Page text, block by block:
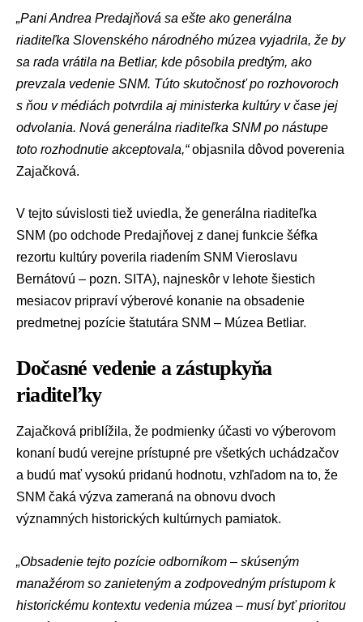
„Pani Andrea Predajňová sa ešte ako generálna
riaditeľka Slovenského národného múzea vyjadrila, že by
sa rada vrátila na Betliar, kde pôsobila predtým, ako
prevzala vedenie SNM. Túto skutočnosť po rozhovoroch
s ňou v médiách potvrdila aj ministerka kultúry v čase jej
odvolania. Nová generálna riaditeľka SNM po nástupe
toto rozhodnutie akceptovala,“objasnila dôvod poverenia
Zajačková.
V tejto súvislosti tiež uviedla, že generálna riaditeľka
SNM (po odchode Predajňovej z danej funkcie šéfka
rezortu kultúry poverila riadením SNM Vieroslavu
Bernátovú – pozn. SITA), najneskôr v lehote šiestich
mesiacov pripraví výberové konanie na obsadenie
predmetnej pozície štatutára SNM – Múzea Betliar.
Dočasné vedenie a zástupkyňa
riaditeľky
Zajačková priblížila, že podmienky účasti vo výberovom
konaní budú verejne prístupné pre všetkých uchádzačov
a budú mať vysokú pridanú hodnotu, vzhľadom na to, že
SNM čaká výzva zameraná na obnovu dvoch
významných historických kultúrnych pamiatok.
„Obsadenie tejto pozície odborníkom – skúseným
manažérom so zanieteným a zodpovedným prístupom k
historickému kontextu vedenia múzea – musí byť prioritou